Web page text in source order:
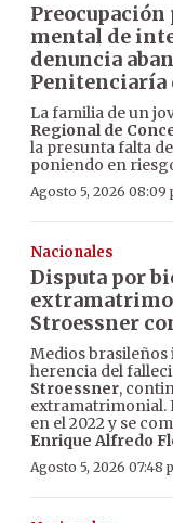
Preocupación
mental de
denuncia
Penitenciaría
La familia de un
Regional de
la presunta falta
poniendo en
Agosto 5, 2026 08:09
Nacionales
Disputa por
Stroessner
Medios
herencia del
Stroessner,
extramatrimonial.
en el 2022 y se
Enrique Alfredo
Agosto 5, 2026 07:48